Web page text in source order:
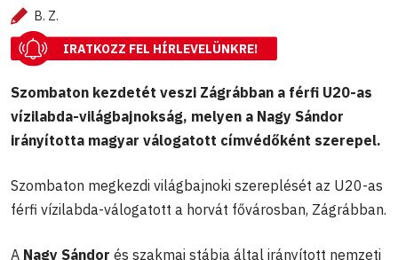
B. Z.
IRATKOZZ FEL HÍRLEVELÜNKRE!
Szombaton kezdetét veszi Zágrábban a férfi U20-as
vízilabda-világbajnokság, melyen a Nagy Sándor
irányította magyar válogatott címvédőként szerepel.
Szombaton megkezdi világbajnoki szereplését az U20-as
férfi vízilabda-válogatott a horvát fővárosban, Zágrábban.
A Nagy Sándor és szakmai stábja által irányított nemzeti